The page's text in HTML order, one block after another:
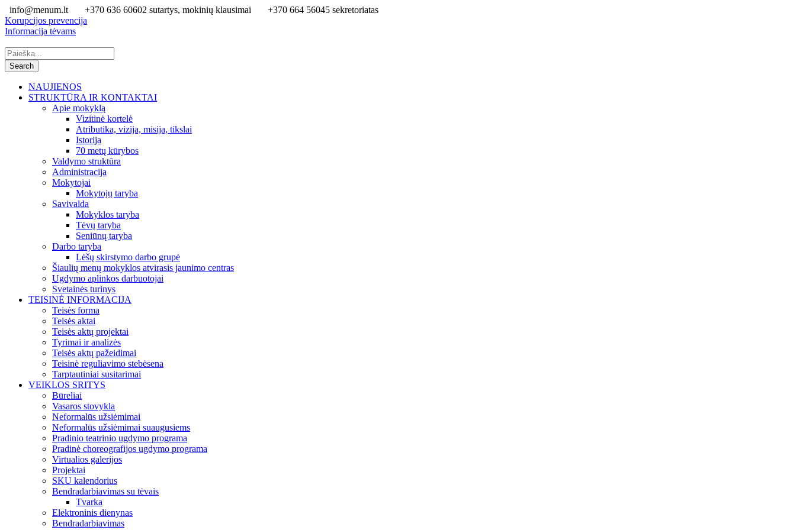
info@menum.lt +370 636 60602 sutartys, mokinių klausimai
+370 664 56045 sekretoriatas
Korupcijos prevencija
Informacija tėvams
NAUJIENOS
STRUKTŪRA IR KONTAKTAI
Apie mokyklą
Vizitinė kortelė
Atributika, vizija, misija, tikslai
Istorija
70 metų kūrybos
Valdymo struktūra
Administracija
Mokytojai
Mokytojų taryba
Savivalda
Mokyklos taryba
Tėvų taryba
Seniūnų taryba
Darbo taryba
Lėšų skirstymo darbo grupė
Šiaulių menų mokyklos atvirasis jaunimo centras
Ugdymo aplinkos darbuotojai
Svetainės turinys
TEISINĖ INFORMACIJA
Teisės forma
Teisės aktai
Teisės aktų projektai
Tyrimai ir analizės
Teisės aktų pažeidimai
Teisinė reguliavimo stebėsena
Tarptautiniai susitarimai
VEIKLOS SRITYS
Būreliai
Vasaros stovykla
Neformalūs užsiėmimai
Neformalūs užsiėmimai suaugusiems
Pradinio teatrinio ugdymo programa
Pradinė choreografijos ugdymo programa
Virtualios galerijos
Projektai
SKU kalendorius
Bendradarbiavimas su tėvais
Tvarka
Elektroninis dienynas
Bendradarbiavimas